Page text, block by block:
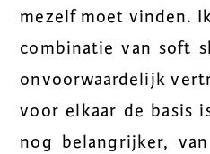
mezelf moet vinden.
combinatie van soft
onvoorwaardelijk
voor elkaar de basis
nog belangrijker,